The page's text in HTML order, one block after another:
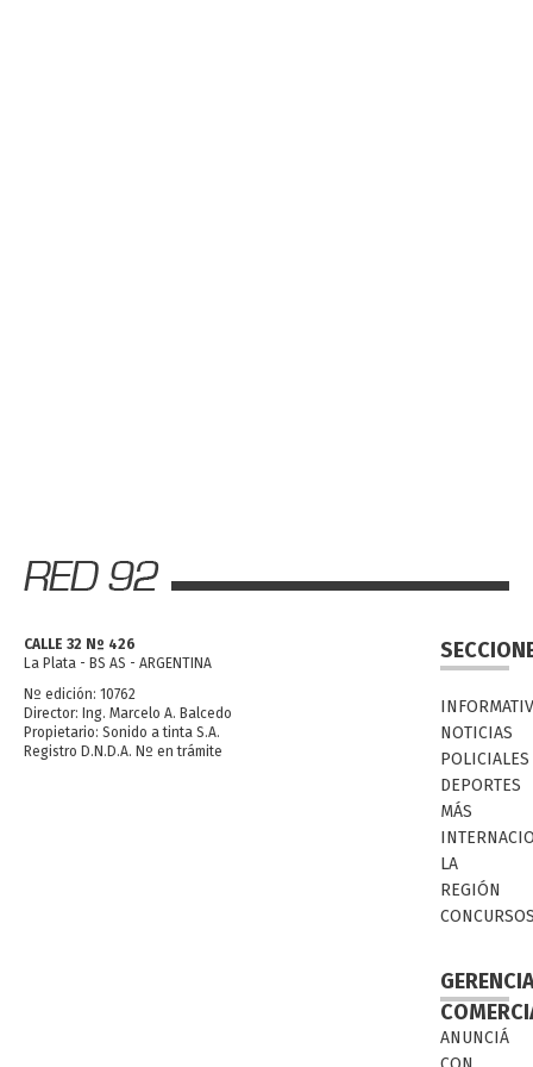
CALLE 32 Nº 426
La Plata - BS AS - ARGENTINA
Nº edición: 10762
Director: Ing. Marcelo A. Balcedo
Propietario: Sonido a tinta S.A.
Registro D.N.D.A. Nº en trámite
NOTICIAS
POLICIALES
DEPORTES
MÁS
LA
REGIÓN
ANUNCIÁ